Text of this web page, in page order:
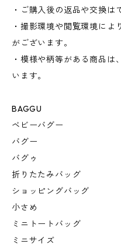
・ご購入後の返品や交換は
・撮影環境や閲覧環境に
がございます。
・模様や柄等がある商品
います。
BAGGU
ベビーバグー
バグー
バグゥ
折りたたみバッグ
ショッピングバッグ
小さめ
ミニトートバッグ
ミニサイズ